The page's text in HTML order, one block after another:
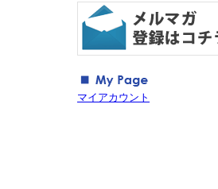
マイアカウント